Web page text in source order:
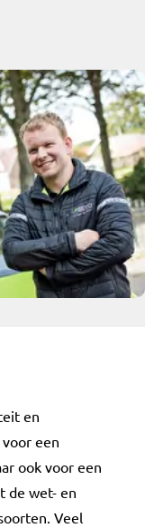
en
een
ook voor een
de wet- en
Veel